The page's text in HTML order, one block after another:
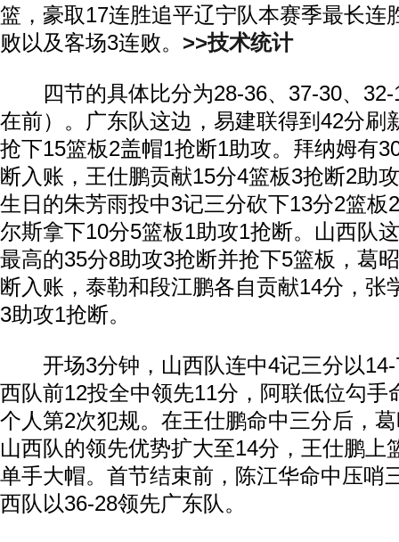
篮，豪取17连胜追平辽宁队本赛季最长连
败以及客场3连败。 >>技术统计
四节的具体比分为28-36、37-30、32-
在前）。广东队这边，易建联得到42分刷
抢下15篮板2盖帽1抢断1助攻。拜纳姆有
断入账，王仕鹏贡献15分4篮板3抢断2助
生日的朱芳雨投中3记三分砍下13分2篮板
尔斯拿下10分5篮板1助攻1抢断。山西队
最高的35分8助攻3抢断并抢下5篮板，葛
断入账，泰勒和段江鹏各自贡献14分，张
3助攻1抢断。
开场3分钟，山西队连中4记三分以14-
西队前12投全中领先11分，阿联低位勾手
个人第2次犯规。在王仕鹏命中三分后，
山西队的领先优势扩大至14分，王仕鹏上
单手大帽。首节结束前，陈江华命中压哨
西队以36-28领先广东队。